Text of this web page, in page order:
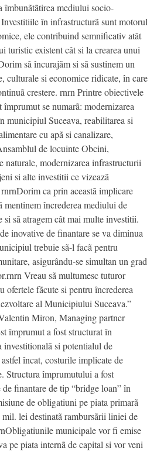
mediului socio-
în infrastructurã sunt motorul
ele contribuind semnificativ atât
turistic existent cât si la crearea unui
sã încurajãm si sã sustinem un
culturale si economice ridicate, în care
crestere. rnrn Printre obiectivele
se numarã: modernizarea
municipiul Suceava, reabilitarea si
cu apã si canalizare,
de locuinte Obcini,
naturale, modernizarea infrastructurii
si alte investitii ce vizeazã
ca prin aceastã implicare
mentinem încrederea mediului de
sã atragem cât mai multe investitii.
inovative de finantare se va diminua
trebuie sã-l facã pentru
asigurându-se simultan un grad
Vreau sã multumesc tuturor
ofertele fãcute si pentru încrederea
al Municipiului Suceava.”
Miron, Managing partner
împrumut a fost structurat în
investitionalã si potentialul de
încat, costurile implicate de
Structura împrumutului a fost
finantare de tip “bridge loan” în
de obligatiuni pe piata primarã
lei destinatã rambursãrii liniei de
municipale vor fi emise
pe piata internã de capital si vor veni